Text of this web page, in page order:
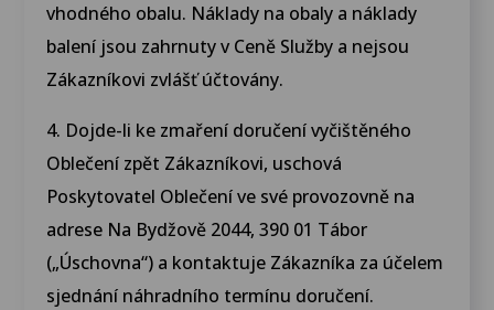
vhodného obalu. Náklady na obaly a náklady
balení jsou zahrnuty v Ceně Služby a nejsou
Zákazníkovi zvlášť účtovány.
4. Dojde-li ke zmaření doručení vyčištěného
Oblečení zpět Zákazníkovi, uschová
Poskytovatel Oblečení ve své provozovně na
adrese Na Bydžově 2044, 390 01 Tábor
(„Úschovna“) a kontaktuje Zákazníka za účelem
sjednání náhradního termínu doručení.